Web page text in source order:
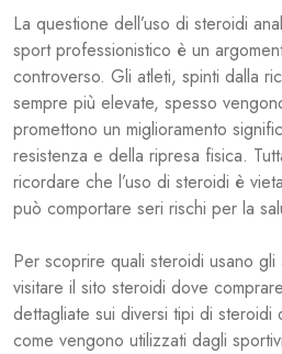
La questione dell’uso di steroidi
sport professionistico è un
controverso. Gli atleti, spinti dalla
sempre più elevate, spesso
promettono un miglioramento
resistenza e della ripresa fisica.
ricordare che l’uso di steroidi è
può comportare seri rischi per la
Per scoprire quali steroidi usano
visitare il sito steroidi dove comprare
dettagliate sui diversi tipi di steroidi
come vengono utilizzati dagli